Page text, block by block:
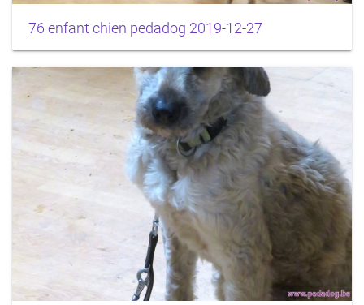
76 enfant chien pedadog 2019-12-27